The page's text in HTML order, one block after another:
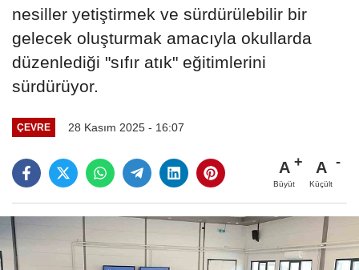
nesiller yetiştirmek ve sürdürülebilir bir
gelecek oluşturmak amacıyla okullarda
düzenlediği "sıfır atık" eğitimlerini
sürdürüyor.
ÇEVRE 28 Kasım 2025 - 16:07
A
Büyüt
A
Küçült